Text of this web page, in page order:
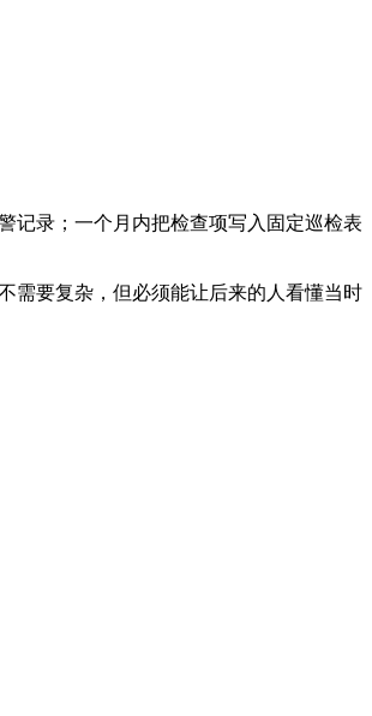
记录；一个月内把检查项写入固定巡检表
需要复杂，但必须能让后来的人看懂当时